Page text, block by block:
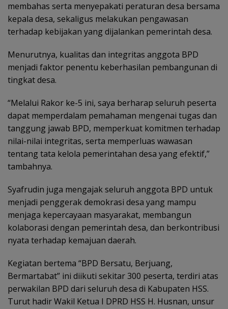
membahas serta menyepakati peraturan desa bersama
kepala desa, sekaligus melakukan pengawasan
terhadap kebijakan yang dijalankan pemerintah desa.
Menurutnya, kualitas dan integritas anggota BPD
menjadi faktor penentu keberhasilan pembangunan di
tingkat desa.
“Melalui Rakor ke-5 ini, saya berharap seluruh peserta
dapat memperdalam pemahaman mengenai tugas dan
tanggung jawab BPD, memperkuat komitmen terhadap
nilai-nilai integritas, serta memperluas wawasan
tentang tata kelola pemerintahan desa yang efektif,”
tambahnya.
Syafrudin juga mengajak seluruh anggota BPD untuk
menjadi penggerak demokrasi desa yang mampu
menjaga kepercayaan masyarakat, membangun
kolaborasi dengan pemerintah desa, dan berkontribusi
nyata terhadap kemajuan daerah.
Kegiatan bertema “BPD Bersatu, Berjuang,
Bermartabat” ini diikuti sekitar 300 peserta, terdiri atas
perwakilan BPD dari seluruh desa di Kabupaten HSS.
Turut hadir Wakil Ketua I DPRD HSS H. Husnan, unsur